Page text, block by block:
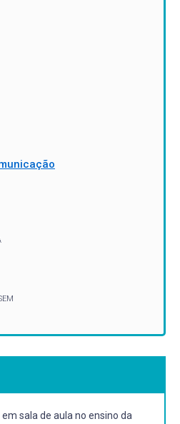
sala de aula no ensino da